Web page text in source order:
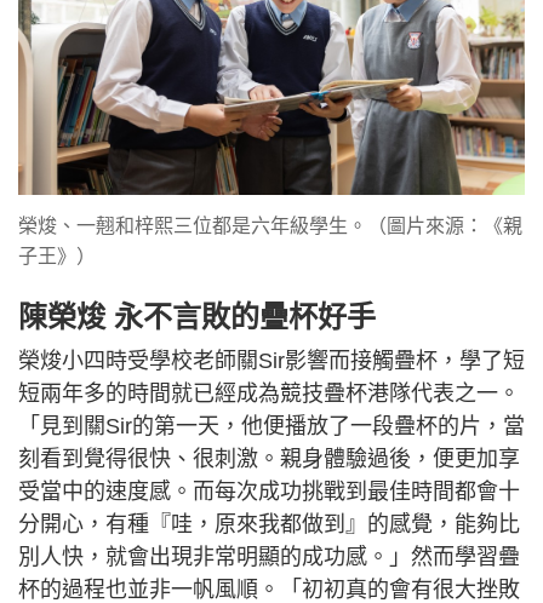
榮焌、一翹和梓熙三位都是六年級學生。（圖片來源：《親
子王》）
陳榮焌 永不言敗的疊杯好手
榮焌小四時受學校老師關Sir影響而接觸疊杯，學了短
短兩年多的時間就已經成為競技疊杯港隊代表之一。
「見到關Sir的第一天，他便播放了一段疊杯的片，當
刻看到覺得很快、很刺激。親身體驗過後，便更加享
受當中的速度感。而每次成功挑戰到最佳時間都會十
分開心，有種『哇，原來我都做到』的感覺，能夠比
別人快，就會出現非常明顯的成功感。」然而學習疊
杯的過程也並非一帆風順。「初初真的會有很大挫敗